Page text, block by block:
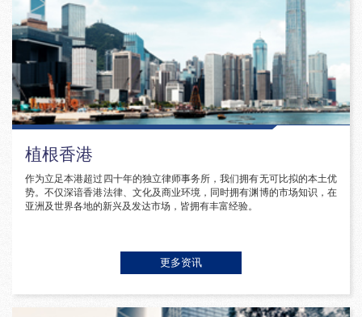
植根香港
作为立足本港超过四十年的独立律师事务所，我们拥有无可比拟的本土优
势。不仅深谙香港法律、文化及商业环境，同时拥有渊博的市场知识，在
亚洲及世界各地的新兴及发达市场，皆拥有丰富经验。
更多资讯